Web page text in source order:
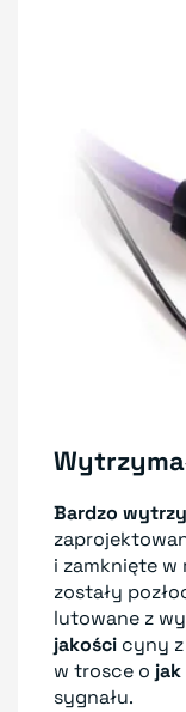
Bardzo
i zamknięte w
zostały
lutowane z
jakości cyny
w trosce o jak
sygnału.